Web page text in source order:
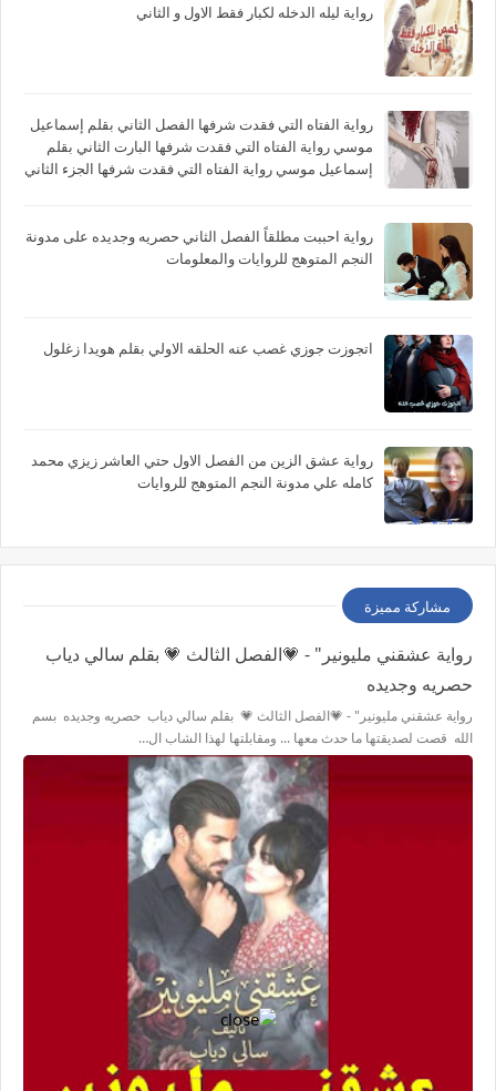
رواية ليله الدخله لكبار فقط الاول و الثاني
رواية الفتاه التي فقدت شرفها الفصل الثاني بقلم إسماعيل
موسي رواية الفتاه التي فقدت شرفها البارت الثاني بقلم
إسماعيل موسي رواية الفتاه التي فقدت شرفها الجزء الثاني
رواية احببت مطلقاً الفصل الثاني حصريه وجديده على مدونة
النجم المتوهج للروايات والمعلومات
اتجوزت جوزي غصب عنه الحلقه الاولي بقلم هويدا زغلول
رواية عشق الزين من الفصل الاول حتي العاشر زيزي محمد
كامله علي مدونة النجم المتوهج للروايات
مشاركة مميزة
رواية عشقني مليونير" - 💗الفصل الثالث 💗 بقلم سالي دياب
حصريه وجديده
رواية عشقني مليونير" - 💗الفصل الثالث 💗 بقلم سالي دياب حصريه وجديده بسم
الله قصت لصديقتها ما حدث معها ... ومقابلتها لهذا الشاب ال…